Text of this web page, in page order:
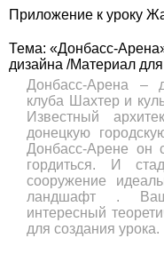
Приложение к уроку
Тема: «Донбасс-
дизайна /Материал
Донбасс-Арена –
клуба Шахтер и
Известный
донецкую
Донбасс-Арене он
гордиться. И
сооружение
ландшафт .
интересный
для создания урока.